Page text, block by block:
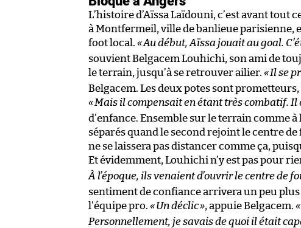
L’histoire d’Aïssa Laïdouni, c’est avant tout
à Montfermeil, ville de banlieue parisienne,
foot local. «Au début, Aïssa jouait au goal.
souvient Belgacem Louhichi, son ami de
le terrain, jusqu’à se retrouver ailier. «Il se
Belgacem. Les deux potes sont
«Mais il compensait en étant très combatif. Il
d’enfance. Ensemble sur le terrain comme
séparés quand le second rejoint le centre
ne se laissera pas distancer comme ça,
Et évidemment, Louhichi n’y est pas pour
À l’époque, ils venaient d’ouvrir le centre de
sentiment de confiance arrivera un peu
l’équipe pro. «Un déclic», appuie Belgacem. «
Personnellement, je savais de quoi il était